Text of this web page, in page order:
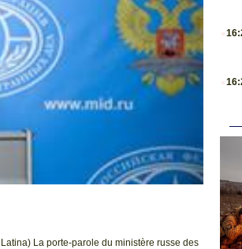
La porte-parole du ministère russe des